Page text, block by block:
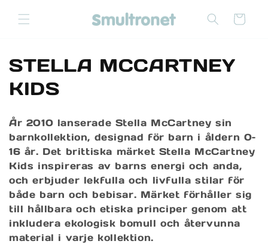
till
Varukorg
P
r
o
d
u
k
t
s
STELLA MCCARTNEY
KIDS
År 2010 lanserade Stella McCartney sin
barnkollektion, designad för barn i åldern 0–
16 år. Det brittiska märket Stella McCartney
Kids inspireras av barns energi och anda,
och erbjuder lekfulla och livfulla stilar för
både barn och bebisar. Märket förhåller sig
till hållbara och etiska principer genom att
inkludera ekologisk bomull och återvunna
material i varje kollektion.